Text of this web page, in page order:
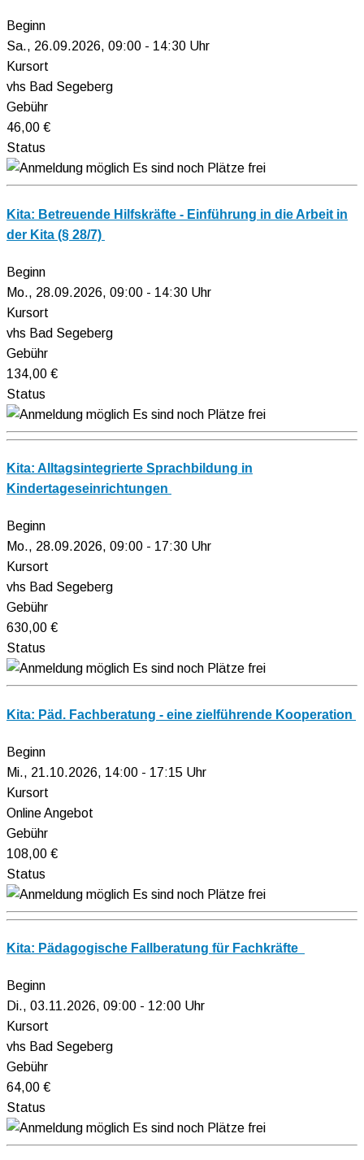
Beginn
Sa., 26.09.2026, 09:00 - 14:30 Uhr
Kursort
vhs Bad Segeberg
Gebühr
46,00 €
Status
Es sind noch Plätze frei
Kita: Betreuende Hilfskräfte - Einführung in die Arbeit in
der Kita (§ 28/7)
Beginn
Mo., 28.09.2026, 09:00 - 14:30 Uhr
Kursort
vhs Bad Segeberg
Gebühr
134,00 €
Status
Es sind noch Plätze frei
Kita: Alltagsintegrierte Sprachbildung in
Kindertageseinrichtungen
Beginn
Mo., 28.09.2026, 09:00 - 17:30 Uhr
Kursort
vhs Bad Segeberg
Gebühr
630,00 €
Status
Es sind noch Plätze frei
Kita: Päd. Fachberatung - eine zielführende Kooperation
Beginn
Mi., 21.10.2026, 14:00 - 17:15 Uhr
Kursort
Online Angebot
Gebühr
108,00 €
Status
Es sind noch Plätze frei
Kita: Pädagogische Fallberatung für Fachkräfte
Beginn
Di., 03.11.2026, 09:00 - 12:00 Uhr
Kursort
vhs Bad Segeberg
Gebühr
64,00 €
Status
Es sind noch Plätze frei